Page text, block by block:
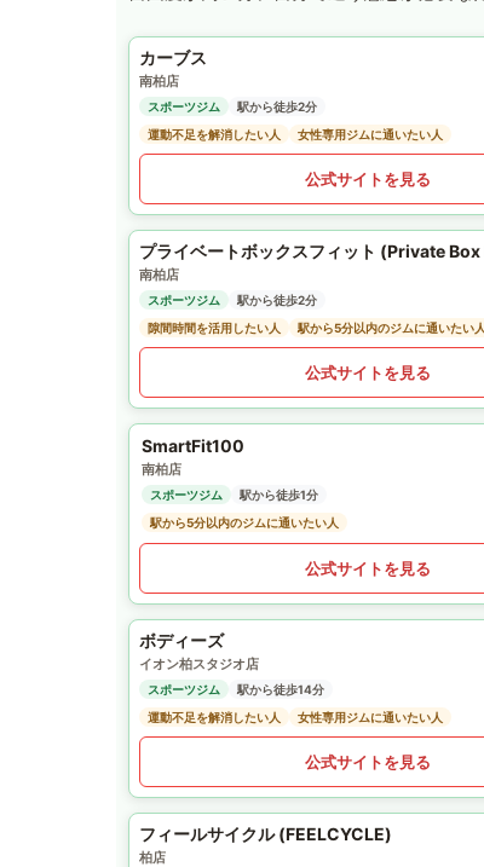
カーブス
南柏店
スポーツジム
駅から徒歩2分
運動不足を解消したい人
女性専用ジムに通いたい人
公式サイトを見る
プライベートボックスフィット (Private
南柏店
スポーツジム
駅から徒歩2分
隙間時間を活用したい人
駅から5分以内のジムに通いたい人
公式サイトを見る
SmartFit100
南柏店
スポーツジム
駅から徒歩1分
駅から5分以内のジムに通いたい人
公式サイトを見る
ボディーズ
イオン柏スタジオ店
スポーツジム
駅から徒歩14分
運動不足を解消したい人
女性専用ジムに通いたい人
公式サイトを見る
フィールサイクル (FEELCYCLE)
柏店